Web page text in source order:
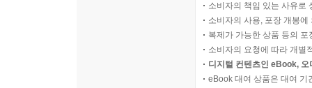
소비자의 책임 있는 사유로
소비자의 사용, 포장 개봉
복제가 가능한 상품 등의
소비자의 요청에 따라 개별
디지털 컨텐츠인 eBook,
eBook 대여 상품은 대여 기